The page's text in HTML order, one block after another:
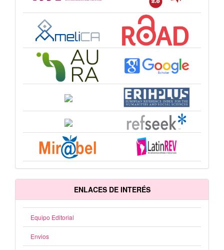
ENLACES DE INTERÉS
Equipo Editorial
Envios